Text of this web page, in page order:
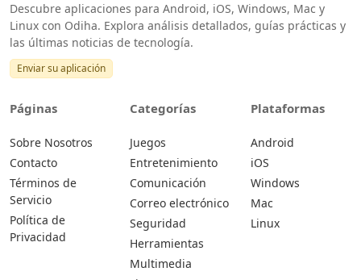
Descubre aplicaciones para Android, iOS, Windows, Mac y
Linux con Odiha. Explora análisis detallados, guías prácticas y
las últimas noticias de tecnología.
Enviar su aplicación
Páginas
Sobre Nosotros
Contacto
Términos de
Servicio
Política de
Privacidad
Categorías
Juegos
Entretenimiento
Comunicación
Correo electrónico
Seguridad
Herramientas
Multimedia
Plataformas
Android
iOS
Windows
Mac
Linux